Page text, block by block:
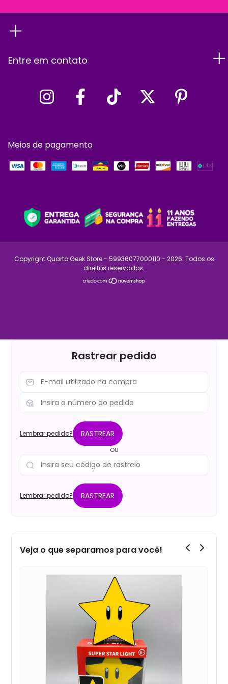
Entre em contato
Meios de pagamento
Copyright Quarto Geek Store - 59936077000110 - 2026. Todos os
direitos reservados.
Rastrear pedido
Lembrar pedido? RASTREAR
OU
Lembrar pedido? RASTREAR
Veja o que separamos para você!